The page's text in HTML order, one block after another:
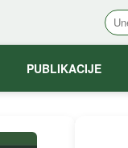
PUBLIKACIJE